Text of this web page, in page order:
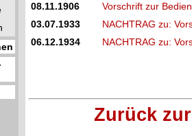
08.11.1906
Vorschrift zur
03.07.1933
NACHTRAG zu:
06.12.1934
NACHTRAG zu:
Zurück